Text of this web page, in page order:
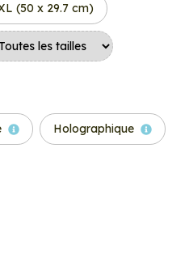
(50 x 29.7 cm)
Holographique